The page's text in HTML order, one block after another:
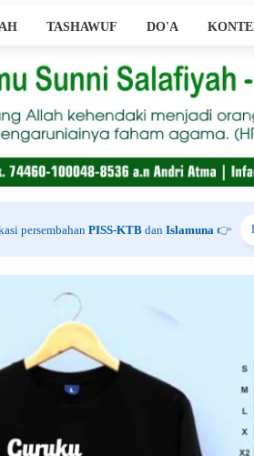
TASHAWUF DO'A
persembahan PISS-KTBdan Islamuna 👉